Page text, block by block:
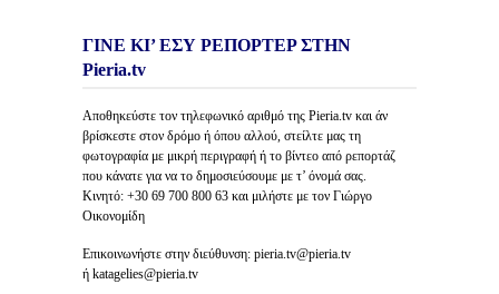
ΓΙΝΕ ΚΙ’ ΕΣΥ ΡΕΠΟΡΤΕΡ ΣΤΗΝ
Pieria.tv
Αποθηκεύστε τον τηλεφωνικό αριθμό της Pieria.tv και άν
βρίσκεστε στον δρόμο ή όπου αλλού, στείλτε μας τη
φωτογραφία με μικρή περιγραφή ή το βίντεο από ρεπορτάζ
που κάνατε για να το δημοσιεύσουμε με τ’ όνομά σας.
Κινητό: +30 69 700 800 63 και μιλήστε με τον Γιώργο
Οικονομίδη
Επικοινωνήστε στην διεύθυνση: pieria.tv@pieria.tv
ή katagelies@pieria.tv